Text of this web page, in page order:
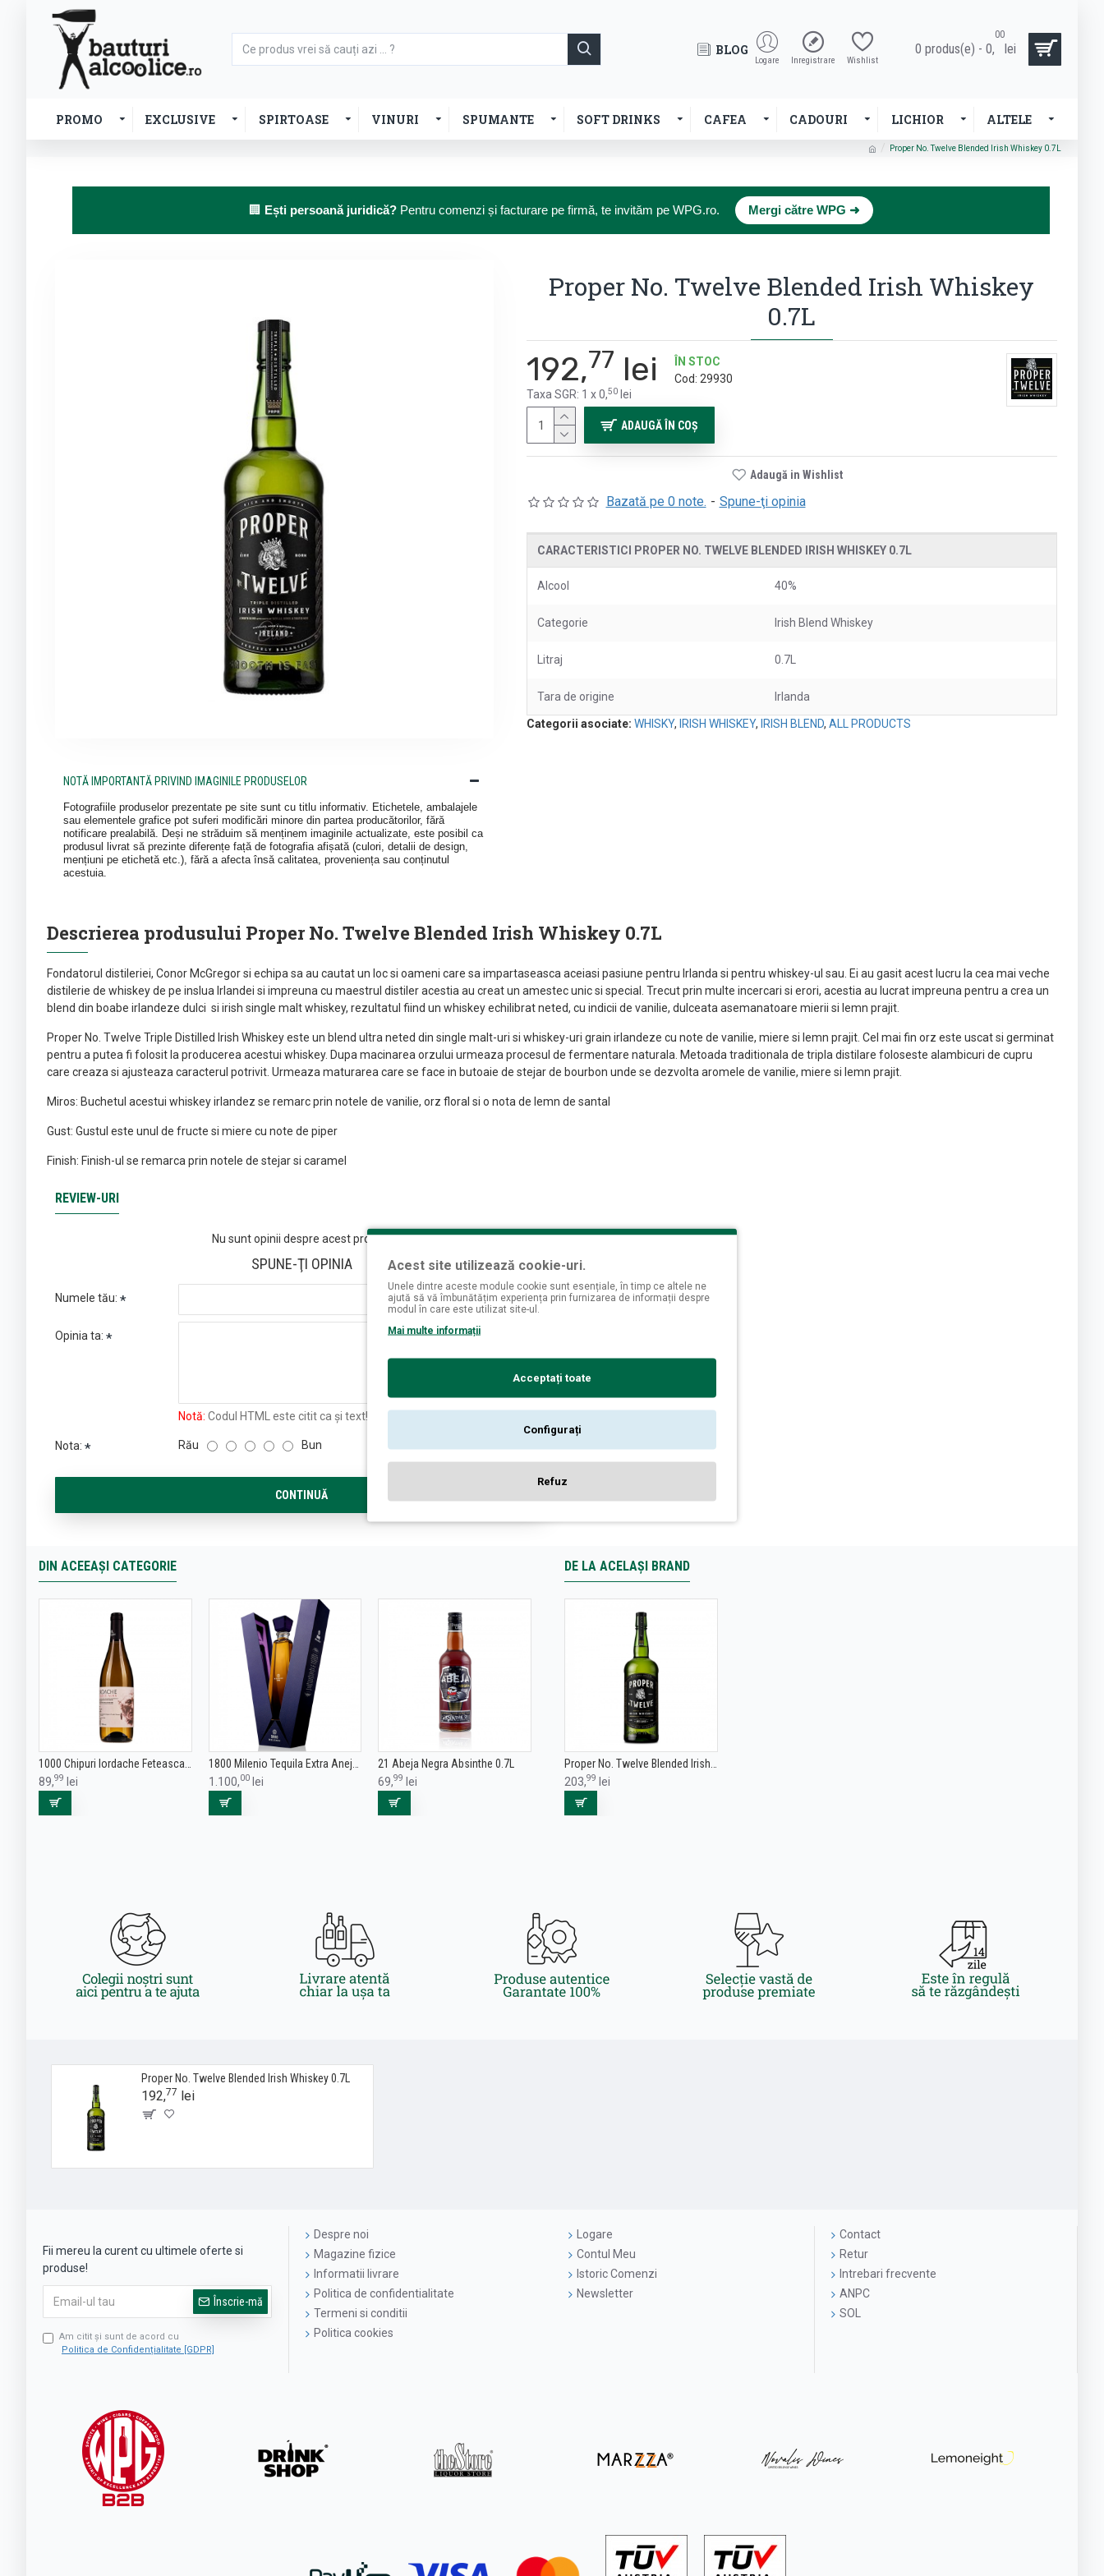
BLOG
Logare Inregistrare Wishlist
0 produs(e) - 0,
00
lei
PROMO EXCLUSIVE SPIRTOASE VINURI SPUMANTE SOFT DRINKS CAFEA CADOURI LICHIOR ALTELE
Proper No. Twelve Blended Irish Whiskey 0.7L
🏢 Ești persoană juridică? Pentru comenzi și facturare pe firmă, te invităm pe WPG.ro. Mergi către WPG ➜
NOTĂ IMPORTANTĂ PRIVIND IMAGINILE PRODUSELOR
Fotografiile produselor prezentate pe site sunt cu titlu informativ. Etichetele, ambalajele
sau elementele grafice pot suferi modificări minore din partea producătorilor, fără
notificare prealabilă. Deși ne străduim să menținem imaginile actualizate, este posibil ca
produsul livrat să prezinte diferențe față de fotografia afișată (culori, detalii de design,
mențiuni pe etichetă etc.), fără a afecta însă calitatea, proveniența sau conținutul
acestuia.
Proper No. Twelve Blended Irish Whiskey
0.7L
Bazată pe 0 note. - Spune-ţi opinia
192,77 lei
Taxa SGR: 1 x 0,50lei
ÎN STOC
Cod: 29930
ADAUGĂ ÎN COŞ
Adaugă in Wishlist
CARACTERISTICI PROPER NO. TWELVE BLENDED IRISH WHISKEY 0.7L
Alcool 40%
Categorie Irish Blend Whiskey
Litraj 0.7L
Tara de origine Irlanda
Categorii asociate: WHISKY, IRISH WHISKEY, IRISH BLEND, ALL PRODUCTS
Descrierea produsului Proper No. Twelve Blended Irish Whiskey 0.7L
Fondatorul distileriei, Conor McGregor si echipa sa au cautat un loc si oameni care sa impartaseasca aceiasi pasiune pentru Irlanda si pentru whiskey-ul sau. Ei au gasit acest lucru la cea mai veche
distilerie de whiskey de pe inslua Irlandei si impreuna cu maestrul distiler acestia au creat un amestec unic si special. Trecut prin multe incercari si erori, acestia au lucrat impreuna pentru a crea un
blend din boabe irlandeze dulci si irish single malt whiskey, rezultatul fiind un whiskey echilibrat neted, cu indicii de vanilie, dulceata asemanatoare mierii si lemn prajit.
Proper No. Twelve Triple Distilled Irish Whiskey este un blend ultra neted din single malt-uri si whiskey-uri grain irlandeze cu note de vanilie, miere si lemn prajit. Cel mai fin orz este uscat si germinat
pentru a putea fi folosit la producerea acestui whiskey. Dupa macinarea orzului urmeaza procesul de fermentare naturala. Metoada traditionala de tripla distilare foloseste alambicuri de cupru
care creaza si ajusteaza caracterul potrivit. Urmeaza maturarea care se face in butoaie de stejar de bourbon unde se dezvolta aromele de vanilie, miere si lemn prajit.
Miros: Buchetul acestui whiskey irlandez se remarc prin notele de vanilie, orz floral si o nota de lemn de santal
Gust: Gustul este unul de fructe si miere cu note de piper
Finish: Finish-ul se remarca prin notele de stejar si caramel
REVIEW-URI
Nu sunt opinii despre acest produs.
SPUNE-ŢI OPINIA
Numele tău:
Opinia ta:
Notă: Codul HTML este citit ca şi text!
Nota: Rău Bun
CONTINUĂ
DIN ACEEAȘI CATEGORIE
89,99 lei
1.100,00lei
21 Abeja Negra Absinthe 0.7L
69,99 lei
DE LA ACELAȘI BRAND
203,99 lei
Proper No. Twelve Blended Irish Whiskey 0.7L
192,77 lei
Fii mereu la curent cu ultimele oferte si
produse!
Înscrie-mă
Am citit şi sunt de acord cu
Politica de Confidențialitate [GDPR]
Despre noi
Magazine fizice
Informatii livrare
Politica de confidentialitate
Termeni si conditii
Politica cookies
Logare
Contul Meu
Istoric Comenzi
Newsletter
Contact
Retur
Intrebari frecvente
ANPC
SOL
Acest site utilizează cookie-uri.
Unele dintre aceste module cookie sunt esențiale, în timp ce altele ne
ajută să vă îmbunătățim experiența prin furnizarea de informații despre
modul în care este utilizat site-ul.
Mai multe informații
Acceptați toate
Configurați
Refuz